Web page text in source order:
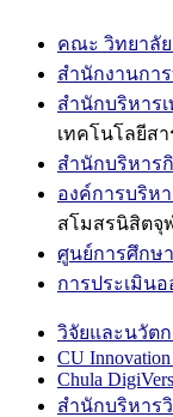
คณะ วิทยาลั
สำนักงานกา
สำนักบริหาร
เทคโนโลยีส
สำนักบริหาร
องค์การบริห
สโมสรนิสิตจุ
ศูนย์การศึกษ
การประเมิน
วิจัยและนวัต
CU Innovation
Chula
สำนักบริหาร